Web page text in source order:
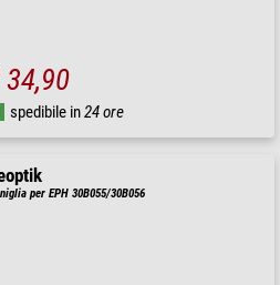
34,90
spedibile in24 ore
per EPH 30B055/30B056